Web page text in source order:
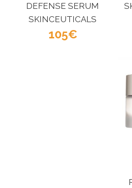
DEFENSE SERUM
SKINCEUTICALS
105